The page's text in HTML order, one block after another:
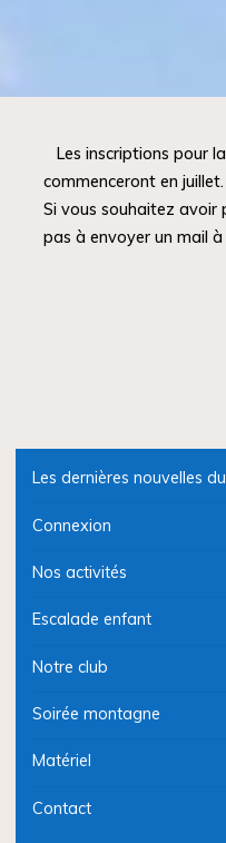
Les inscriptions pour
commenceront en juillet.
Si vous souhaitez avoir
pas à envoyer un mail
Les dernières nouvelles
Connexion
Nos activités
Escalade enfant
Notre club
Soirée montagne
Matériel
Contact